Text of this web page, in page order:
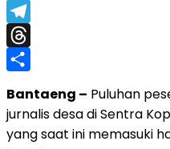
WhatsApp
Telegram
Threads
Bantaeng – Puluhan
jurnalis desa di Sentra
yang saat ini memasuki